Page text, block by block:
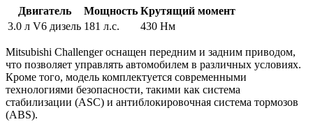
Двигатель Мощность Крутящий момент
3.0 л V6 дизель 181 л.с. 430 Нм
Mitsubishi Challenger оснащен передним и задним приводом,
что позволяет управлять автомобилем в различных условиях.
Кроме того, модель комплектуется современными
технологиями безопасности, такими как система
стабилизации (ASC) и антиблокировочная система тормозов
(ABS).